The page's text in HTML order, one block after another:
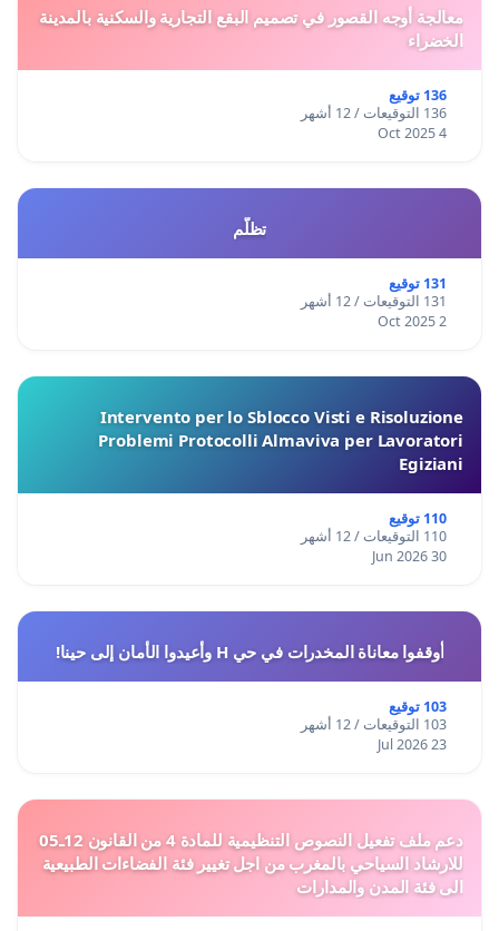
معالجة أوجه القصور في تصميم البقع التجارية والسكنية بالمدينة
الخضراء
136 توقيع
136 التوقيعات / 12 أشهر
4 Oct 2025
تظلّم
131 توقيع
131 التوقيعات / 12 أشهر
2 Oct 2025
Intervento per lo Sblocco Visti e Risoluzione
Problemi Protocolli Almaviva per Lavoratori
Egiziani
110 توقيع
110 التوقيعات / 12 أشهر
30 Jun 2026
أوقفوا معاناة المخدرات في حي H وأعيدوا الأمان إلى حينا!
103 توقيع
103 التوقيعات / 12 أشهر
23 Jul 2026
دعم ملف تفعيل النصوص التنظيمية للمادة 4 من القانون 12ـ05
للارشاد السياحي بالمغرب من اجل تغيير فئة الفضاءات الطبيعية
الى فئة المدن والمدارات